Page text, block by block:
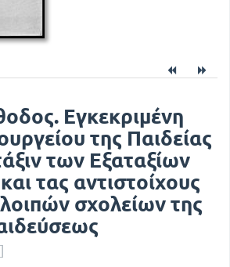
Εγκεκριμένη
της Παιδείας
των Εξαταξίων
τας αντιστοίχους
σχολείων της